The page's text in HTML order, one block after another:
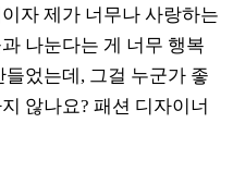
자 제가 너무나 사랑하는
나눈다는 게 너무 행복
었는데, 그걸 누군가 좋
않나요? 패션 디자이너